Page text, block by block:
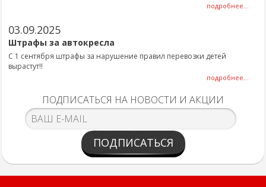
подробнее...
03.09.2025
Штрафы за автокресла
С 1 сентября штрафы за нарушение правил перевозки детей
вырастут!!
подробнее...
ПОДПИСАТЬСЯ НА НОВОСТИ И АКЦИИ
ПОДПИСАТЬСЯ